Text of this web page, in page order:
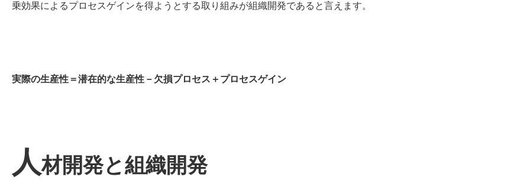
乗効果によるプロセスゲインを得ようとする取り組みが組織開発であると言えます。
実際の生産性＝潜在的な生産性－欠損プロセス＋プロセスゲイン
人材開発と組織開発